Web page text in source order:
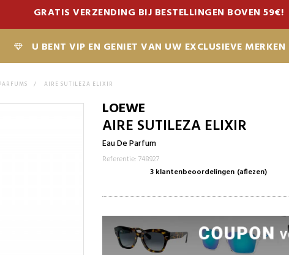
GRATIS VERZENDING BIJ BESTELLINGEN BOVEN 59€!
U BENT VIP EN GENIET VAN UW EXCLUSIEVE MERKEN
> AIRE SUTILEZA ELIXIR
LOEWE
AIRE SUTILEZA ELIXIR
Eau De Parfum
Referentie: 748927
3 klantenbeoordelingen (aflezen)